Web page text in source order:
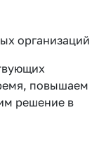
организаций
повышаем
решение в